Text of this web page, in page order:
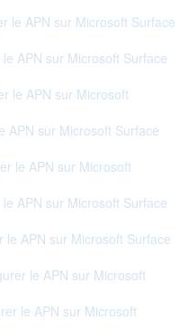
le APN sur Microsoft Surface
APN sur Microsoft Surface
le APN sur Microsoft
APN sur Microsoft Surface
le APN sur Microsoft
APN sur Microsoft Surface
APN sur Microsoft Surface
le APN sur Microsoft
le APN sur Microsoft